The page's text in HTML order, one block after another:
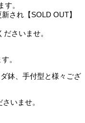
。
され【SOLD OUT】
さいませ。
。
鉢、手付型と様々ござ
いませ。